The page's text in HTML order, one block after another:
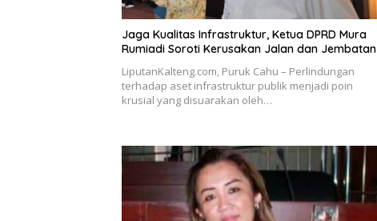
Jaga Kualitas Infrastruktur, Ketua DPRD Mura
Rumiadi Soroti Kerusakan Jalan dan Jembatan
LiputanKalteng.com, Puruk Cahu – Perlindungan
terhadap aset infrastruktur publik menjadi poin
krusial yang disuarakan oleh…